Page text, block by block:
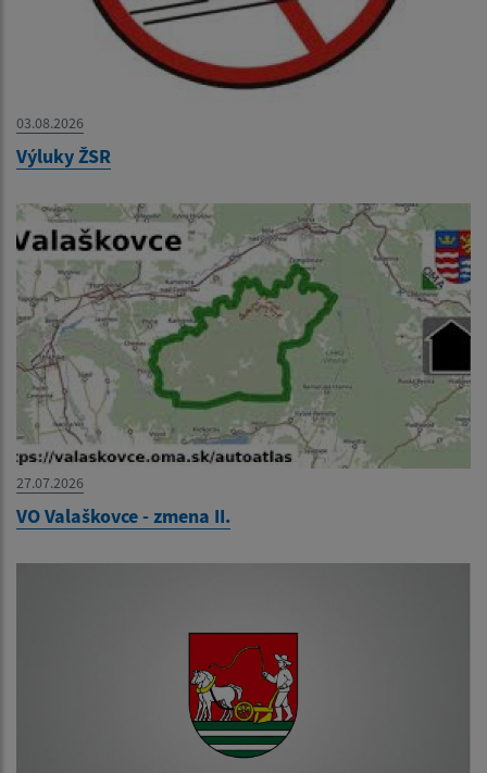
03.08.2026
Výluky ŽSR
27.07.2026
VO Valaškovce - zmena II.